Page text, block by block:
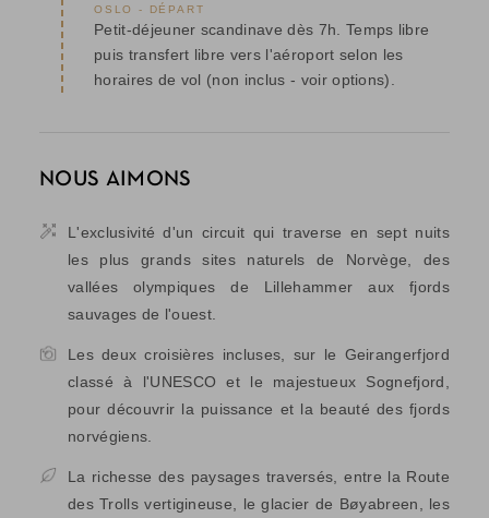
OSLO - DÉPART
Petit-déjeuner scandinave dès 7h. Temps libre
puis transfert libre vers l'aéroport selon les
horaires de vol (non inclus - voir options).
NOUS AIMONS
L'exclusivité d'un circuit qui traverse en sept nuits
les plus grands sites naturels de Norvège, des
vallées olympiques de Lillehammer aux fjords
sauvages de l'ouest.
Les deux croisières incluses, sur le Geirangerfjord
classé à l'UNESCO et le majestueux Sognefjord,
pour découvrir la puissance et la beauté des fjords
norvégiens.
La richesse des paysages traversés, entre la Route
des Trolls vertigineuse, le glacier de Bøyabreen, les